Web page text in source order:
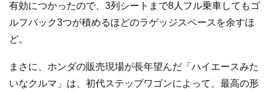
有効につかったので、3列シートまで8人フル乗車してもゴ
ルフバック3つが積めるほどのラゲッジスペースを余すほ
ど。
まさに、ホンダの販売現場が長年望んだ「ハイエースみた
いなクルマ」は、初代ステップワゴンによって、最高の形